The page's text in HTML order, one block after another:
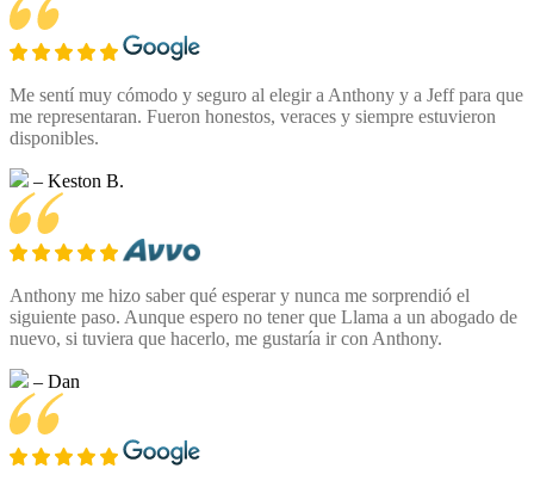
Me sentí muy cómodo y seguro al elegir a Anthony y a Jeff para que
me representaran. Fueron honestos, veraces y siempre estuvieron
disponibles.
– Keston B.
Anthony me hizo saber qué esperar y nunca me sorprendió el
siguiente paso. Aunque espero no tener que Llama a un abogado de
nuevo, si tuviera que hacerlo, me gustaría ir con Anthony.
– Dan